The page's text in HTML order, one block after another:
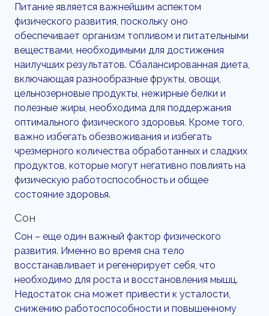
Питание является важнейшим аспектом
физического развития, поскольку оно
обеспечивает организм топливом и питательными
веществами, необходимыми для достижения
наилучших результатов. Сбалансированная диета,
включающая разнообразные фрукты, овощи,
цельнозерновые продукты, нежирные белки и
полезные жиры, необходима для поддержания
оптимального физического здоровья. Кроме того,
важно избегать обезвоживания и избегать
чрезмерного количества обработанных и сладких
продуктов, которые могут негативно повлиять на
физическую работоспособность и общее
состояние здоровья.
Сон
Сон – еще один важный фактор физического
развития. Именно во время сна тело
восстанавливает и регенерирует себя, что
необходимо для роста и восстановления мышц.
Недостаток сна может привести к усталости,
снижению работоспособности и повышенному